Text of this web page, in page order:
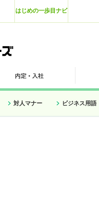
はじめの一歩目ナビ
対人マナー ビジネス用語